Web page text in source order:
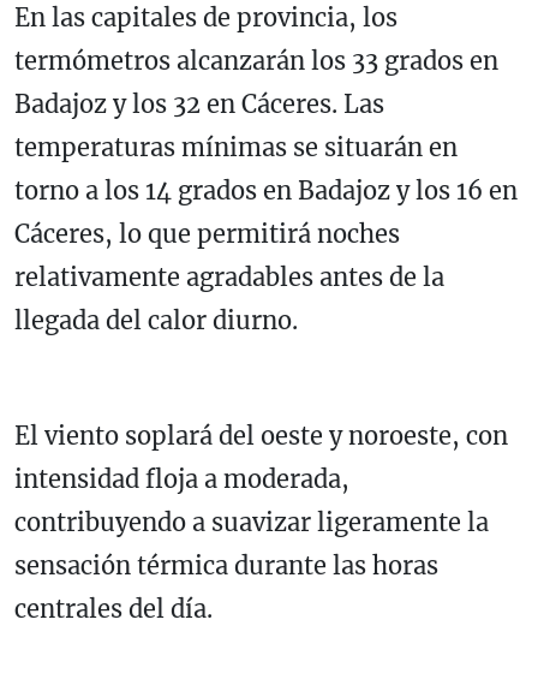
En las capitales de provincia, los
termómetros alcanzarán los 33 grados en
Badajoz y los 32 en Cáceres. Las
temperaturas mínimas se situarán en
torno a los 14 grados en Badajoz y los 16 en
Cáceres, lo que permitirá noches
relativamente agradables antes de la
llegada del calor diurno.
El viento soplará del oeste y noroeste, con
intensidad floja a moderada,
contribuyendo a suavizar ligeramente la
sensación térmica durante las horas
centrales del día.